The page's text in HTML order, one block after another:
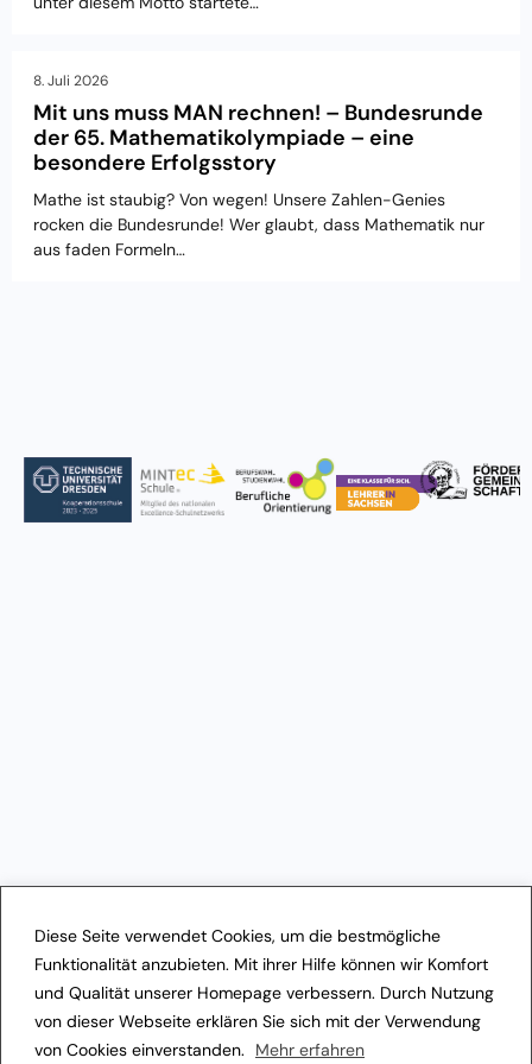
Diese Seite verwendet Cookies, um die bestmögliche
Funktionalität anzubieten. Mit ihrer Hilfe können wir Komfort
und Qualität unserer Homepage verbessern. Durch Nutzung
von dieser Webseite erklären Sie sich mit der Verwendung
von Cookies einverstanden.
Mehr erfahren
8. Juli 2026
Mit uns muss MAN rechnen! – Bundesrunde
der 65. Mathematikolympiade – eine
besondere Erfolgsstory
Mathe ist staubig? Von wegen! Unsere Zahlen-Genies
rocken die Bundesrunde! Wer glaubt, dass Mathematik nur
aus faden Formeln…